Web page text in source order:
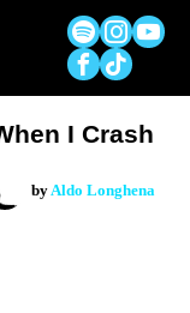
I Crash
by Aldo Longhena